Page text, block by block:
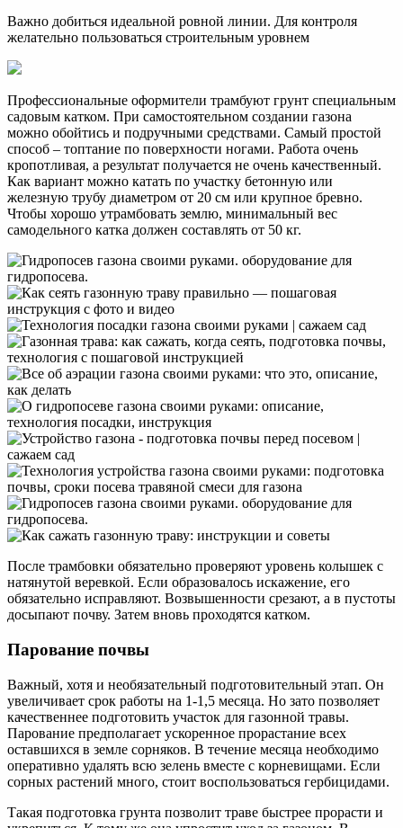
Важно добиться идеальной ровной линии. Для контроля
желательно пользоваться строительным уровнем
Профессиональные оформители трамбуют грунт специальным
садовым катком. При самостоятельном создании газона
можно обойтись и подручными средствами. Самый простой
способ – топтание по поверхности ногами. Работа очень
кропотливая, а результат получается не очень качественный.
Как вариант можно катать по участку бетонную или
железную трубу диаметром от 20 см или крупное бревно.
Чтобы хорошо утрамбовать землю, минимальный вес
самодельного катка должен составлять от 50 кг.
После трамбовки обязательно проверяют уровень колышек с
натянутой веревкой. Если образовалось искажение, его
обязательно исправляют. Возвышенности срезают, а в пустоты
досыпают почву. Затем вновь проходятся катком.
Парование почвы
Важный, хотя и необязательный подготовительный этап. Он
увеличивает срок работы на 1-1,5 месяца. Но зато позволяет
качественнее подготовить участок для газонной травы.
Парование предполагает ускоренное прорастание всех
оставшихся в земле сорняков. В течение месяца необходимо
оперативно удалять всю зелень вместе с корневищами. Если
сорных растений много, стоит воспользоваться гербицидами.
Такая подготовка грунта позволит траве быстрее прорасти и